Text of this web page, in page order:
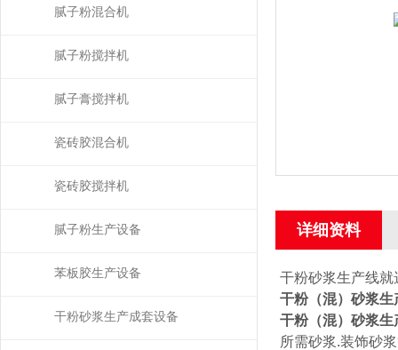
腻子粉混合机
腻子粉搅拌机
腻子膏搅拌机
瓷砖胶混合机
瓷砖胶搅拌机
腻子粉生产设备
苯板胶生产设备
干粉砂浆生产成套设备
详细资料
干粉砂浆生产线
干粉（混）砂浆生
干粉（混）砂浆生
所需砂浆.装饰砂